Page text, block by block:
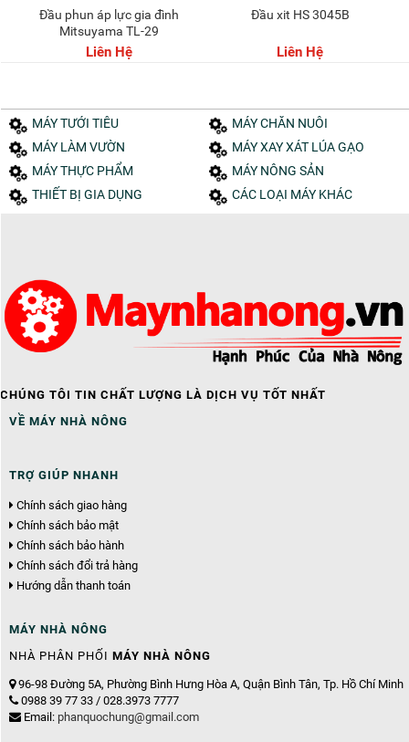
Đầu phun áp lực gia đình
Mitsuyama TL-29
Liên Hệ
Đầu xit HS 3045B
Liên Hệ
MÁY TƯỚI TIÊU
MÁY CHĂN NUÔI
MÁY LÀM VƯỜN
MÁY XAY XÁT LÚA GẠO
MÁY THỰC PHẨM
MÁY NÔNG SẢN
THIẾT BỊ GIA DỤNG
CÁC LOẠI MÁY KHÁC
CHÚNG TÔI TIN CHẤT LƯỢNG LÀ DỊCH VỤ TỐT NHẤT
VỀ MÁY NHÀ NÔNG
TRỢ GIÚP NHANH
Chính sách giao hàng
Chính sách bảo mật
Chính sách bảo hành
Chính sách đổi trả hàng
Hướng dẫn thanh toán
MÁY NHÀ NÔNG
NHÀ PHÂN PHỐI MÁY NHÀ NÔNG
96-98 Đường 5A, Phường Bình Hưng Hòa A, Quận Bình Tân, Tp. Hồ Chí Minh
0988 39 77 33 / 028.3973 7777
Email: phanquochung@gmail.com